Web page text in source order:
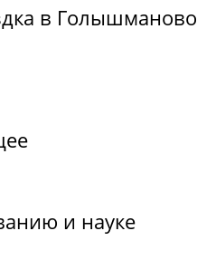
в Голышманово
и науке